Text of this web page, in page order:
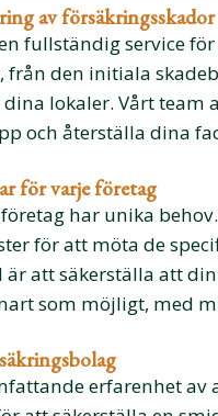
av försäkringsskador
fullständig service
från den initiala
lokaler. Vårt team
och återställa dina
för varje företag
har unika
för att möta de
att säkerställa att
som möjligt, med
erfarenhet av